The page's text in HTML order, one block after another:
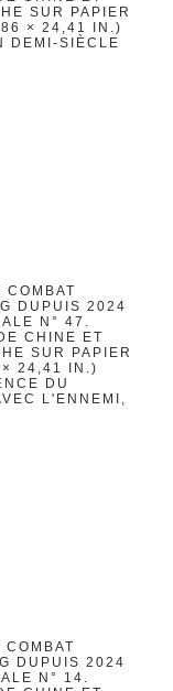
SUR PAPIER
× 24,41 IN.)
DEMI-SIÈCLE
DUPUIS 2024
N° 47.
CHINE ET
SUR PAPIER
24,41 IN.)
DU
L'ENNEMI,
DUPUIS 2024
N° 14.